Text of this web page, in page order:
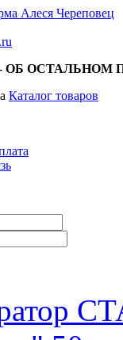
ОБ ОСТАЛЬНОМ
Каталог товаров